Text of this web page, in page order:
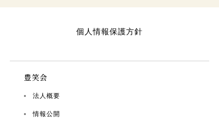
個人情報保護方針
豊笑会
法人概要
情報公開